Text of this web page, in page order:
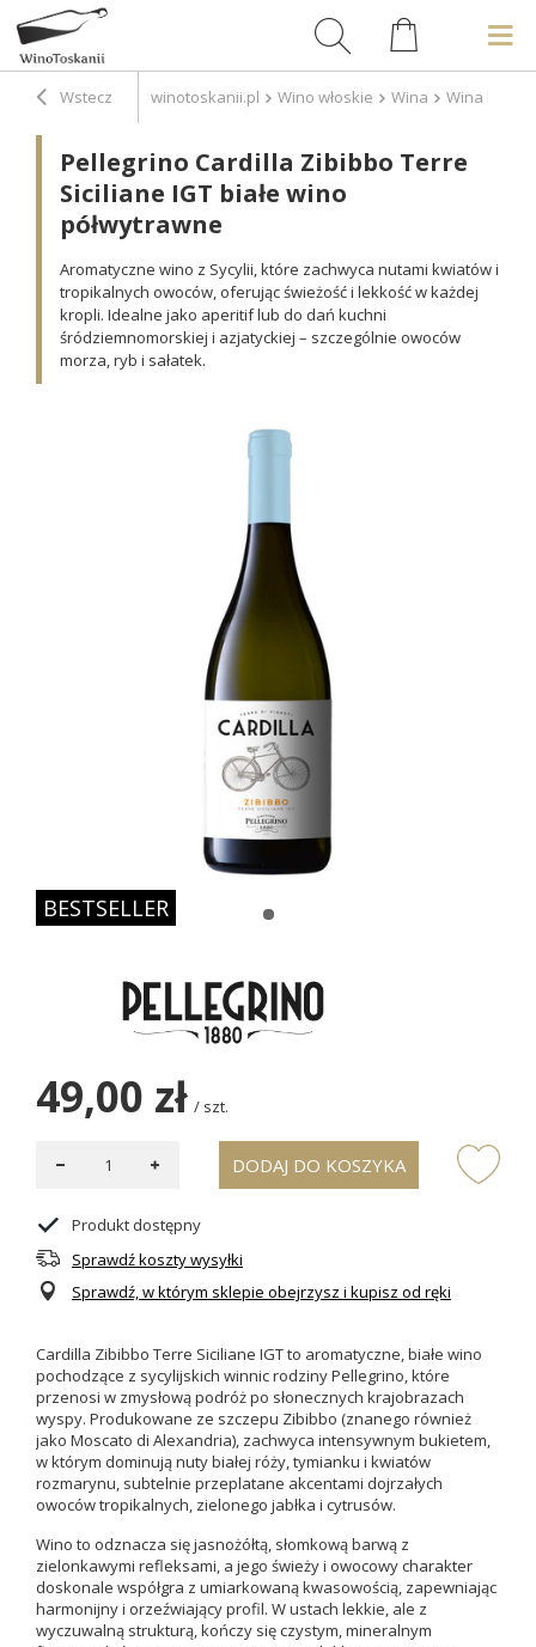
Wstecz winotoskanii.pl Wino włoskie Wina Wina białe
Pellegrino Cardilla Zibibbo Terre
Siciliane IGT białe wino
półwytrawne
Aromatyczne wino z Sycylii, które zachwyca nutami kwiatów i
tropikalnych owoców, oferując świeżość i lekkość w każdej
kropli. Idealne jako aperitif lub do dań kuchni
śródziemnomorskiej i azjatyckiej – szczególnie owoców
morza, ryb i sałatek.
BESTSELLER
49,00 zł / szt.
DODAJ DO KOSZYKA
Produkt dostępny
Sprawdź koszty wysyłki
Sprawdź, w którym sklepie obejrzysz i kupisz od ręki
Cardilla Zibibbo Terre Siciliane IGT to aromatyczne, białe wino
pochodzące z sycylijskich winnic rodziny Pellegrino, które
przenosi w zmysłową podróż po słonecznych krajobrazach
wyspy. Produkowane ze szczepu Zibibbo (znanego również
jako Moscato di Alexandria), zachwyca intensywnym bukietem,
w którym dominują nuty białej róży, tymianku i kwiatów
rozmarynu, subtelnie przeplatane akcentami dojrzałych
owoców tropikalnych, zielonego jabłka i cytrusów.
Wino to odznacza się jasnożółtą, słomkową barwą z
zielonkawymi refleksami, a jego świeży i owocowy charakter
doskonale współgra z umiarkowaną kwasowością, zapewniając
harmonijny i orzeźwiający profil. W ustach lekkie, ale z
wyczuwalną strukturą, kończy się czystym, mineralnym